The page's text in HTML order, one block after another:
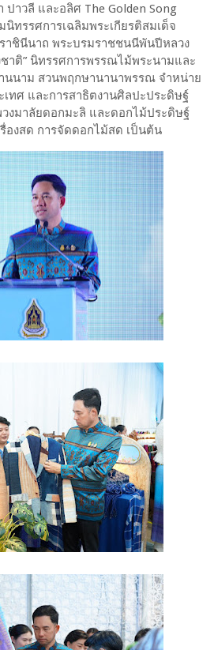
าวลี และอลิศ The Golden Song
ทรรศการเฉลิมพระเกียรติสมเด็จ
าชินีนาถ พระบรมราชชนนีพันปีหลวง
าติ” นิทรรศการพรรณไม้พระนามและ
นาม สวนพฤกษานานาพรรณ จำหน่าย
ศ และการสาธิตงานศิลปะประดิษฐ์
งมาลัยดอกมะลิ และดอกไม้ประดิษฐ์
องสด การจัดดอกไม้สด เป็นต้น